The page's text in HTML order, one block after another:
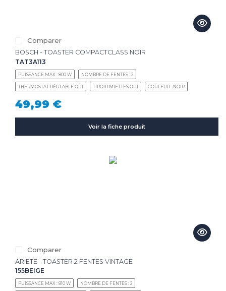
Comparer
BOSCH - TOASTER COMPACTCLASS NOIR
TAT3A113
PUISSANCE MAX : 800 W NOMBRE DE FENTES : 2
THERMOSTAT RÉGLABLE OUI TIROIR MIETTES OUI COULEUR : NOIR
49,99 €
Voir la fiche produit
Comparer
ARIETE - TOASTER 2 FENTES VINTAGE
155BEIGE
PUISSANCE MAX : 810 W NOMBRE DE FENTES : 2